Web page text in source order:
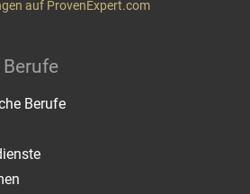
hat "von
auf ProvenExpert.com
Berufe